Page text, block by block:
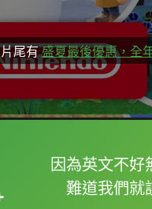
片尾有盛夏最後優惠，全
因為英文不好
難道我們就
框